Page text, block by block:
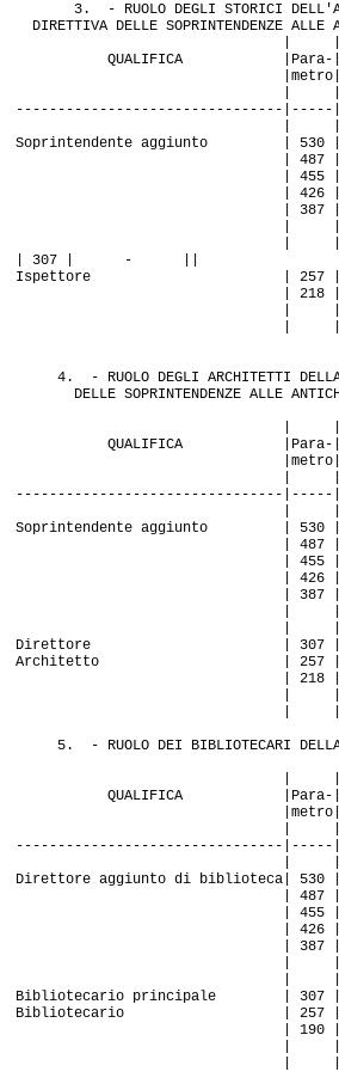
3. - RUOLO DEGLI STORICI
DIRETTIVA DELLE SOPRINTENDENZE
| |
QUALIFICA |Para-|di
|metro|nella
| |di
--------------------------------
| |
Soprintendente aggiunto
| 487 |
| 455 | 5
| 426 |
| 387 |
| |
| | |-
| 307 | - ||
Ispettore | 257 |
| 218 | 6
| | |-
| | |
4. - RUOLO DEGLI ARCHITETTI DELLA
DELLE SOPRINTENDENZE ALLE
| |
QUALIFICA |Para-|di
|metro|nella
| |di
--------------------------------
| |
Soprintendente aggiunto
| 487 |
| 455 | 5
| 426 |
| 387 |
| |
| |
Direttore |
Architetto | 257
| 218 | 6
| | |-
| | |
5. - RUOLO DEI BIBLIOTECARI DELLA
| |
QUALIFICA |Para-|di
|metro|nella
| |di
--------------------------------
| |
Direttore aggiunto di
| 487 |
| 455 | 5 |
| 426 |
| 387 |
| |
| |
Bibliotecario principale
Bibliotecario | 257
| 190 | 6
| | |-
| | |